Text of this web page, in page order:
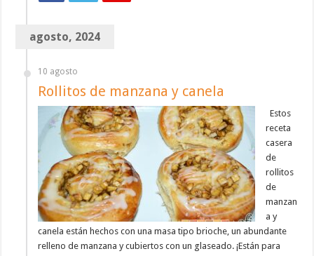
agosto, 2024
10 agosto
Rollitos de manzana y canela
Estos
receta
casera
de
rollitos
de
manzan
a y
canela están hechos con una masa tipo brioche, un abundante
relleno de manzana y cubiertos con un glaseado. ¡Están para